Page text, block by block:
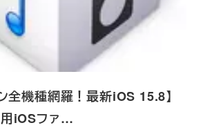
全機種網羅！最新iOS 15.8】
iOSファ…